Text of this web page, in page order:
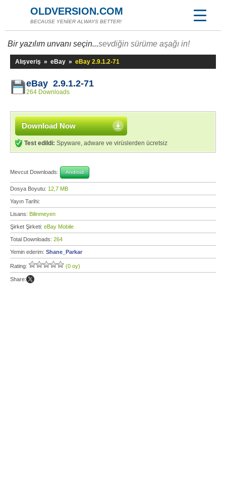
OLDVERSION.COM
BECAUSE YENİER ALWAYS BETTER!
Bir yazılım unvanı seçin...sevdiğin sürüme aşağı in!
Alışveriş » eBay » eBay 2.9.1.2-71
eBay 2.9.1.2-71
264 Downloads
Download Now
Test edildi: Spyware, adware ve virüslerden ücretsiz
Mevcut Downloads: Android
Dosya Boyutu: 12,7 MB
Yayın Tarihi:
Lisans: Bilinmeyen
Şirket Şirketi: eBay Mobile
Total Downloads: 264
Yemin ederim: Shane_Parkar
Rating: (0 oy)
Share: